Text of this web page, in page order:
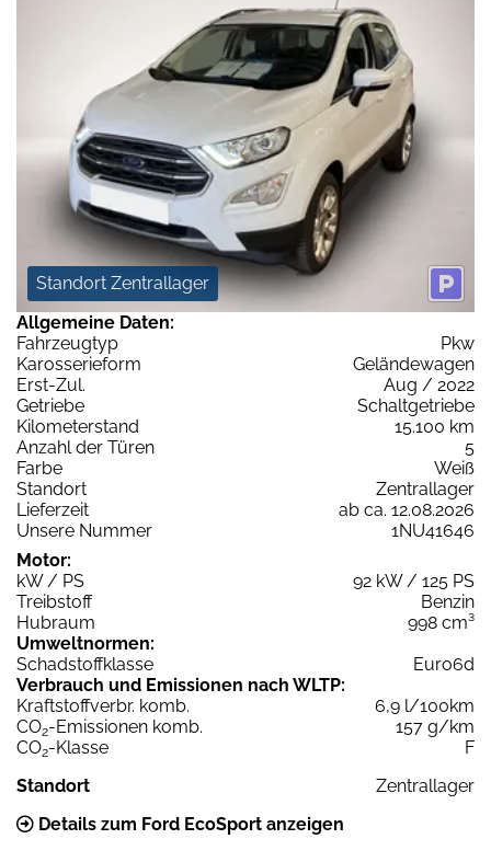
Standort Zentrallager
Allgemeine Daten:
Fahrzeugtyp
Pkw
Karosserieform
Geländewagen
Erst-Zul.
Aug / 2022
Getriebe
Schaltgetriebe
Kilometerstand
15.100 km
Anzahl der Türen
5
Farbe
Weiß
Standort
Zentrallager
Lieferzeit
ab ca. 12.08.2026
Unsere Nummer
1NU41646
Motor:
kW / PS
92 kW / 125 PS
Treibstoff
Benzin
Hubraum
998 cm³
Umweltnormen:
Schadstoffklasse
Euro6d
Verbrauch und Emissionen nach WLTP:
Kraftstoffverbr. komb.
6,9 l/100km
CO2-Emissionen komb.
157 g/km
CO2-Klasse
F
Standort
Zentrallager
Details zum Ford EcoSport anzeigen